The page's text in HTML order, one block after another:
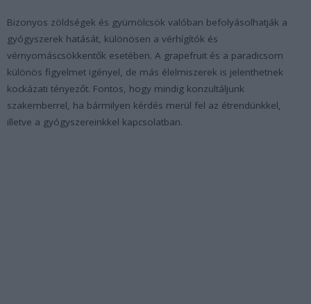
Bizonyos zöldségek és gyümölcsök valóban befolyásolhatják a
gyógyszerek hatását, különösen a vérhígítók és
vérnyomáscsökkentők esetében. A grapefruit és a paradicsom
különös figyelmet igényel, de más élelmiszerek is jelenthetnek
kockázati tényezőt. Fontos, hogy mindig konzultáljunk
szakemberrel, ha bármilyen kérdés merül fel az étrendünkkel,
illetve a gyógyszereinkkel kapcsolatban.